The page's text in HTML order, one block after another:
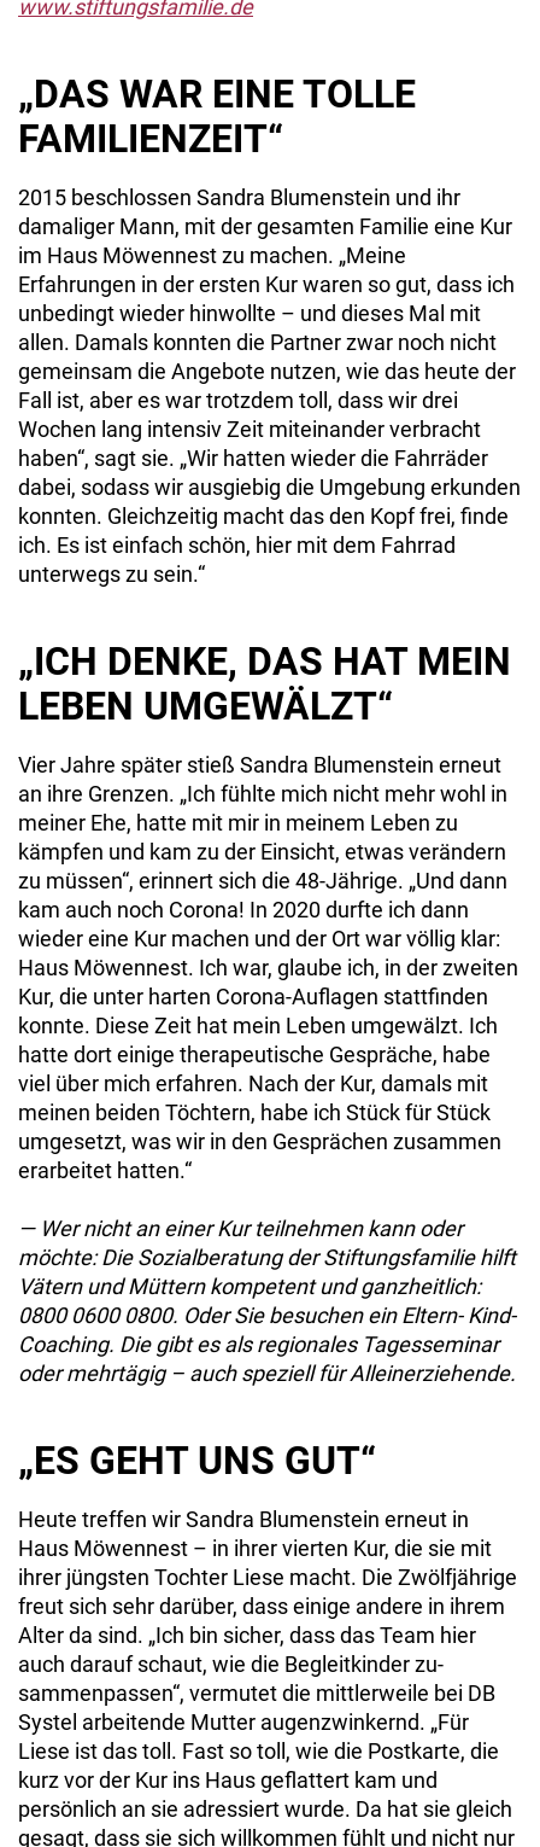
www.stiftungsfamilie.de
„DAS WAR EINE TOLLE
FAMILIENZEIT“
2015 beschlossen Sandra Blumenstein und ihr
damaliger Mann, mit der gesamten Familie eine Kur
im Haus Möwennest zu machen. „Meine
Erfahrungen in der ersten Kur waren so gut, dass ich
unbedingt wieder hinwollte – und dieses Mal mit
allen. Damals konnten die Partner zwar noch nicht
gemeinsam die Angebote nutzen, wie das heute der
Fall ist, aber es war trotzdem toll, dass wir drei
Wochen lang intensiv Zeit miteinander verbracht
haben“, sagt sie. „Wir hatten wieder die Fahrräder
dabei, sodass wir ausgiebig die Umgebung erkunden
konnten. Gleichzeitig macht das den Kopf frei, finde
ich. Es ist einfach schön, hier mit dem Fahrrad
unterwegs zu sein.“
„ICH DENKE, DAS HAT MEIN
LEBEN UMGEWÄLZT“
Vier Jahre später stieß Sandra Blumenstein erneut
an ihre Grenzen. „Ich fühlte mich nicht mehr wohl in
meiner Ehe, hatte mit mir in meinem Leben zu
kämpfen und kam zu der Einsicht, etwas verändern
zu müssen“, erinnert sich die 48-Jährige. „Und dann
kam auch noch Corona! In 2020 durfte ich dann
wieder eine Kur machen und der Ort war völlig klar:
Haus Möwennest. Ich war, glaube ich, in der zweiten
Kur, die unter harten Corona-Auflagen stattfinden
konnte. Diese Zeit hat mein Leben umgewälzt. Ich
hatte dort einige therapeutische Gespräche, habe
viel über mich erfahren. Nach der Kur, damals mit
meinen beiden Töchtern, habe ich Stück für Stück
umgesetzt, was wir in den Gesprächen zusammen
erarbeitet hatten.“
— Wer nicht an einer Kur teilnehmen kann oder
möchte: Die Sozialberatung der Stiftungsfamilie hilft
Vätern und Müttern kompetent und ganzheitlich:
0800 0600 0800. Oder Sie besuchen ein Eltern- Kind-
Coaching. Die gibt es als regionales Tagesseminar
oder mehrtägig – auch speziell für Alleinerziehende.
„ES GEHT UNS GUT“
Heute treffen wir Sandra Blumenstein erneut in
Haus Möwennest – in ihrer vierten Kur, die sie mit
ihrer jüngsten Tochter Liese macht. Die Zwölfjährige
freut sich sehr darüber, dass einige andere in ihrem
Alter da sind. „Ich bin sicher, dass das Team hier
auch darauf schaut, wie die Begleitkinder zu­
sammenpassen“, vermutet die mittlerweile bei DB
Systel arbeitende Mutter augenzwinkernd. „Für
Liese ist das toll. Fast so toll, wie die Postkarte, die
kurz vor der Kur ins Haus geflattert kam und
persönlich an sie adressiert wurde. Da hat sie gleich
gesagt, dass sie sich willkommen fühlt und nicht nur